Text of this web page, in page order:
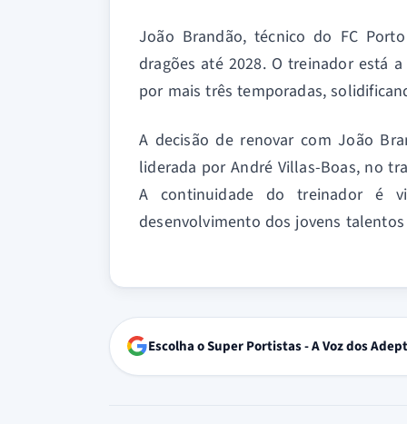
João Brandão, técnico do FC
dragões até 2028. O treinador está
por mais três temporadas,
A decisão de renovar com João
liderada por André Villas-Boas, no
A continuidade do treinador é
desenvolvimento dos jovens
Escolha o Super Portistas - A Voz dos